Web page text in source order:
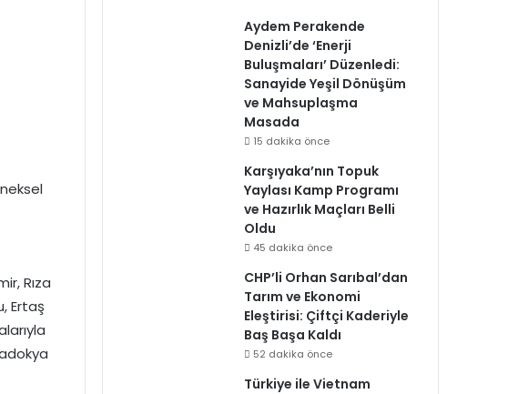
Rıza
Ertaş
Aydem Perakende
Denizli’de ‘Enerji
Buluşmaları’ Düzenledi:
Sanayide Yeşil Dönüşüm
ve Mahsuplaşma
Masada
15 dakika önce
Karşıyaka’nın Topuk
Yaylası Kamp Programı
ve Hazırlık Maçları Belli
Oldu
45 dakika önce
CHP’li Orhan Sarıbal’dan
Tarım ve Ekonomi
Eleştirisi: Çiftçi Kaderiyle
Baş Başa Kaldı
52 dakika önce
Türkiye ile Vietnam